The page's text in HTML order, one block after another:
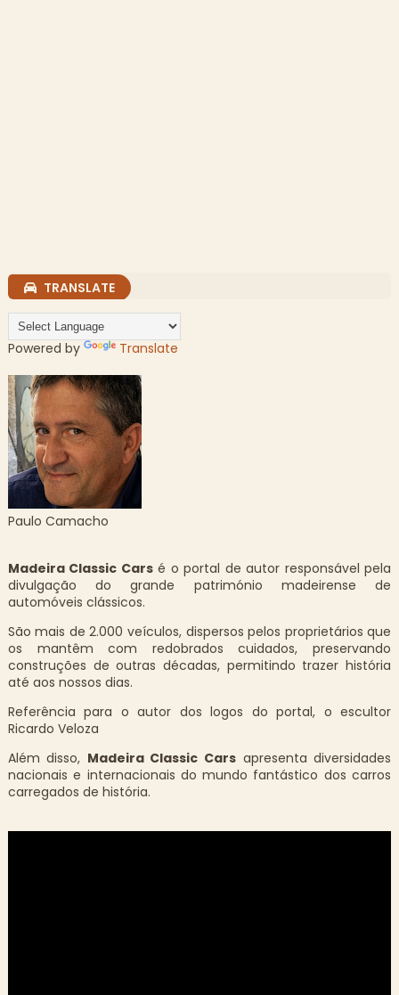
TRANSLATE
Powered by Translate
Paulo Camacho
Madeira Classic Carsé o portal de autor responsável pela
divulgação do grande património madeirense de
automóveis clássicos.
São mais de 2.000 veículos, dispersos pelos proprietários que
os mantêm com redobrados cuidados, preservando
construções de outras décadas, permitindo trazer história
até aos nossos dias.
Referência para o autor dos logos do portal, o escultor
Ricardo Veloza
Além disso, Madeira Classic Cars apresenta diversidades
nacionais e internacionais do mundo fantástico dos carros
carregados de história.